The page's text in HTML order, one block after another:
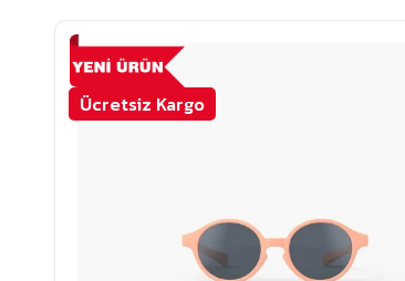
Ücretsiz Kargo